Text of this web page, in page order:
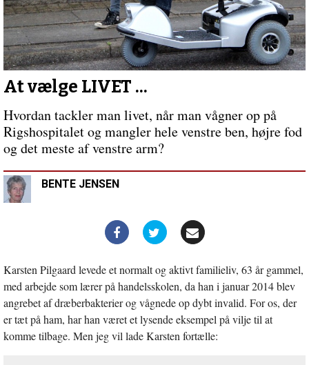
indlæg:
Udvalgt
på
grund
af
kærlighed
At vælge LIVET ...
Hvordan tackler man livet, når man vågner op på
Rigshospitalet og mangler hele venstre ben, højre fod
og det meste af venstre arm?
BENTE JENSEN
Karsten Pilgaard levede et normalt og aktivt familieliv, 63 år gammel,
med arbejde som lærer på handelsskolen, da han i januar 2014 blev
angrebet af dræberbakterier og vågnede op dybt invalid. For os, der
er tæt på ham, har han været et lysende eksempel på vilje til at
komme tilbage. Men jeg vil lade Karsten fortælle: